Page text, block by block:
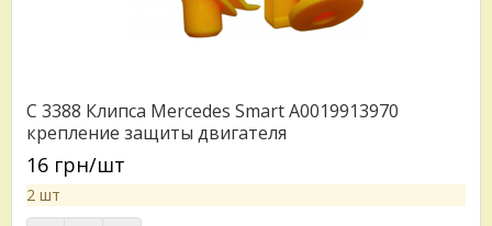
C 3388 Клипса Mercedes Smart A0019913970
крепление защиты двигателя
16 грн/шт
2 шт